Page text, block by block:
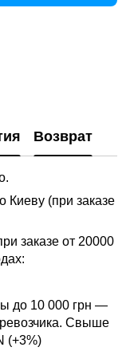
Возврат
Киеву (при заказе
заказе от 20000
до 10 000 грн —
Свыше
(+3%)